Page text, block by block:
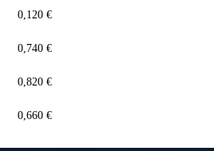
0,120 €
0,740 €
0,820 €
0,660 €